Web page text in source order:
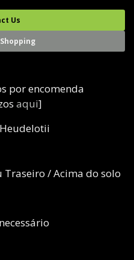
Us
por encomenda
aqui]
Traseiro / Acima do solo